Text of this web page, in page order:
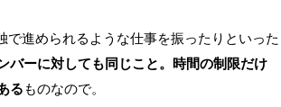
進められるような仕事を振ったりといった
バーに対しても同じこと。時間の制限だけ
るものなので。